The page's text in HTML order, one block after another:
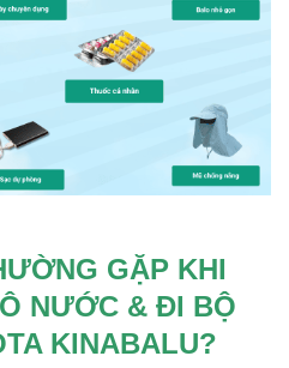
GẶP KHI
NƯỚC & ĐI BỘ
KINABALU?